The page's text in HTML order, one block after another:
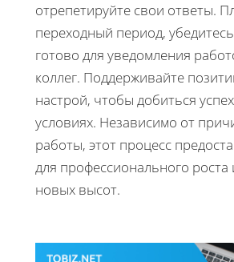
отрепетируйте свои ответы.
переходный период,
готово для уведомления
коллег. Поддерживайте
настрой, чтобы добиться
условиях. Независимо от
работы, этот процесс
для профессионального роста
новых высот.